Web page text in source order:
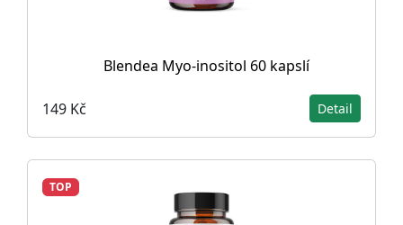
Blendea Myo-inositol 60 kapslí
149 Kč Detail
TOP